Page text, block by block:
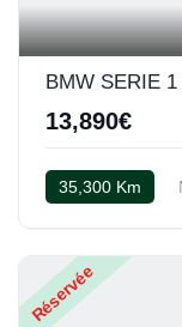
13,890€
35,300 Km
Réservée